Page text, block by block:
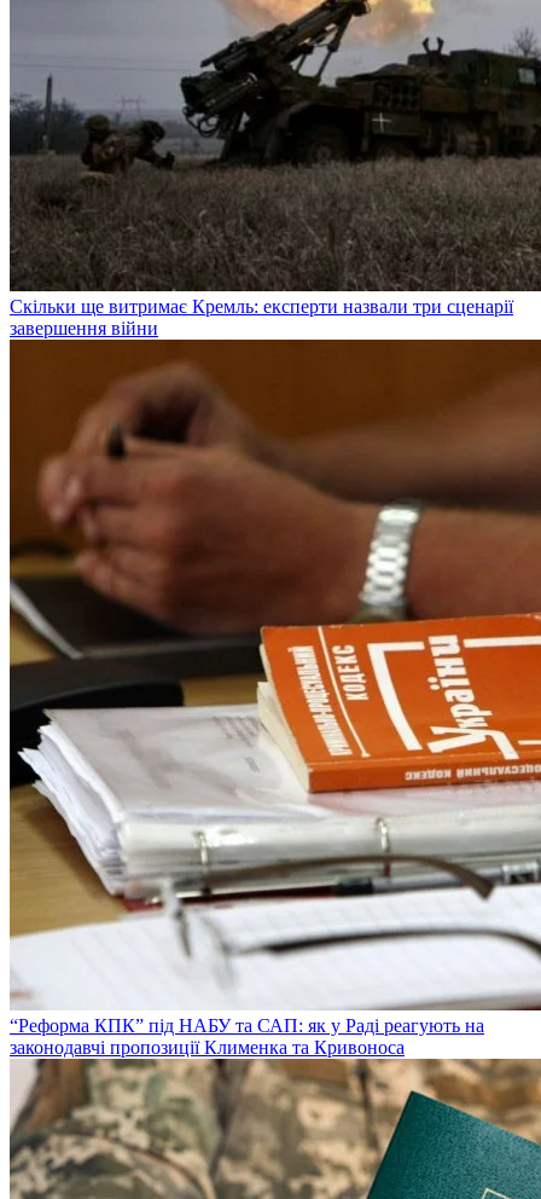
Скільки ще витримає Кремль: експерти назвали три сценарії
завершення війни
“Реформа КПК” під НАБУ та САП: як у Раді реагують на
законодавчі пропозиції Клименка та Кривоноса